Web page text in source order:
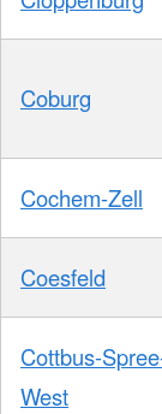
Coburg
Cochem-Zell
Coesfeld
Cottbus-
West